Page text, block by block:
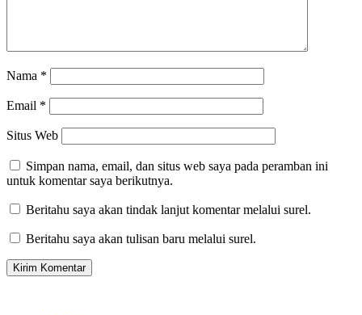
Nama *
Email *
Situs Web
Simpan nama, email, dan situs web saya pada peramban ini
untuk komentar saya berikutnya.
Beritahu saya akan tindak lanjut komentar melalui surel.
Beritahu saya akan tulisan baru melalui surel.